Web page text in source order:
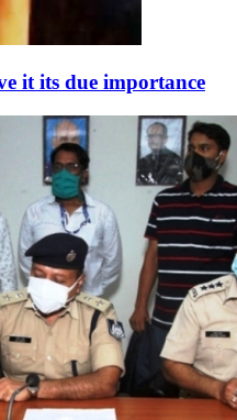
it its due importance